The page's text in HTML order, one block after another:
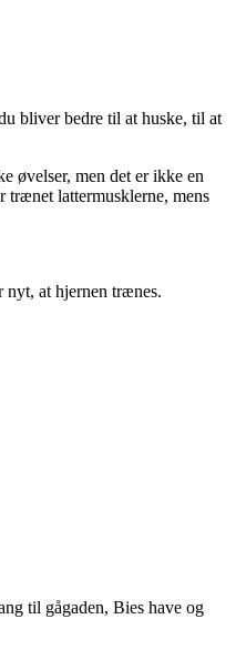
bliver bedre til at huske, til at
øvelser, men det er ikke en
lattermusklerne, mens
nyt, at hjernen trænes.
til gågaden, Bies have og